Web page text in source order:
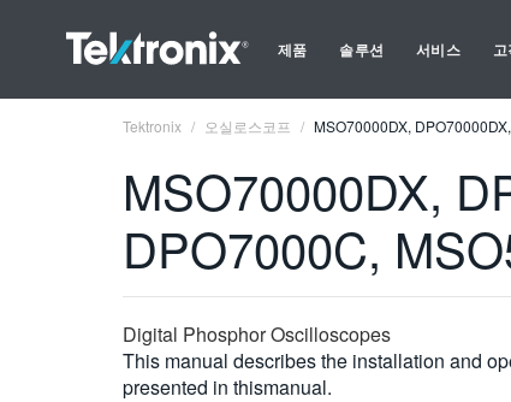
제품 솔루션 서비스
Tektronix 오실로스코프 MSO70000DX,
MSO70000DX,
DPO7000C,
Digital Phosphor Oscilloscopes
This manual describes the installation and
presented in thismanual.